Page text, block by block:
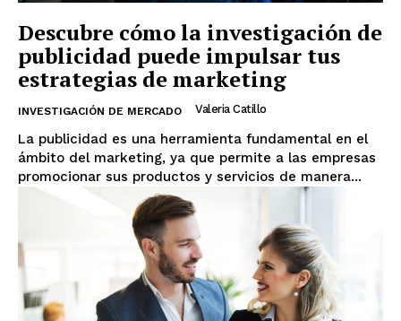
Descubre cómo la investigación de
publicidad puede impulsar tus
estrategias de marketing
INVESTIGACIÓN DE MERCADO Valeria Catillo
La publicidad es una herramienta fundamental en el
ámbito del marketing, ya que permite a las empresas
promocionar sus productos y servicios de manera...